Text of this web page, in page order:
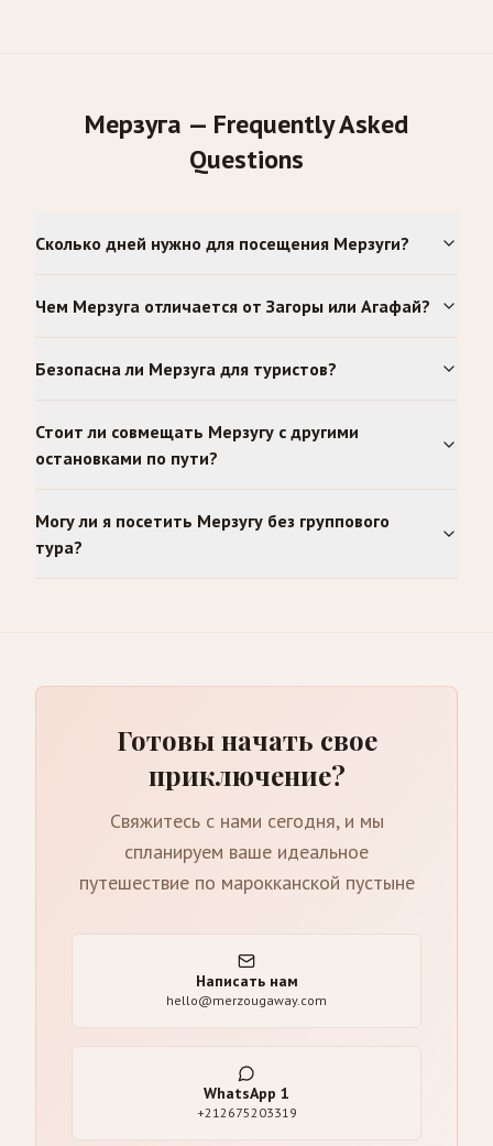
Мерзуга — Frequently Asked
Questions
Сколько дней нужно для посещения Мерзуги?
Чем Мерзуга отличается от Загоры или Агафай?
Безопасна ли Мерзуга для туристов?
Стоит ли совмещать Мерзугу с другими
остановками по пути?
Могу ли я посетить Мерзугу без группового
тура?
Готовы начать свое
приключение?
Свяжитесь с нами сегодня, и мы
спланируем ваше идеальное
путешествие по марокканской пустыне
Написать нам
hello@merzougaway.com
WhatsApp 1
+212675203319